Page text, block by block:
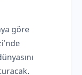
göre